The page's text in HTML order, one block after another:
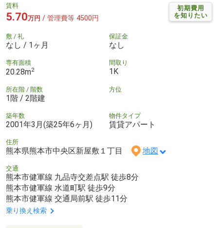
初期費用
を知りたい
賃料
5.70万円 / 管理費等 4500円
敷 / 礼
なし / 1ヶ月
保証金
なし
専有面積
20.28m2
間取り
1K
所在階 / 階数
1階 / 2階建
方位
築年数
2001年3月(築25年6ヶ月)
物件タイプ
賃貸アパート
住所
熊本県熊本市中央区新屋敷１丁目 地図
交通
熊本市健軍線 九品寺交差点駅 徒歩8分
熊本市健軍線 水道町駅 徒歩9分
熊本市健軍線 交通局前駅 徒歩11分
乗り換え検索